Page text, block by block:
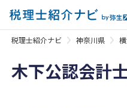
税理士紹介ナビ 神奈川県
木下公認会計